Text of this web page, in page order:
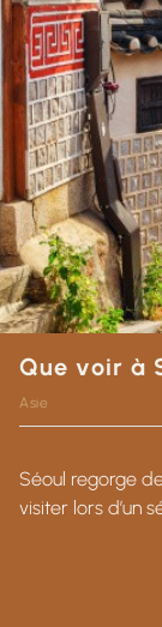
Que voir à
Asie
Séoul regorge
visiter lors d’un